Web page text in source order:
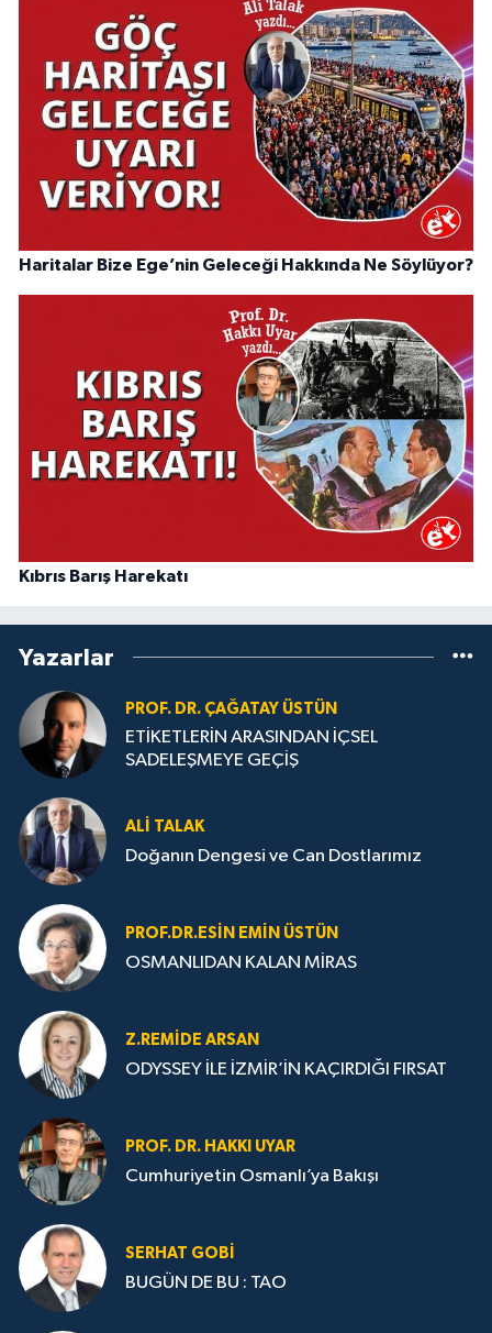
Haritalar Bize Ege’nin Geleceği Hakkında Ne Söylüyor?
Kıbrıs Barış Harekatı
Yazarlar
PROF. DR. ÇAĞATAY ÜSTÜN
ETİKETLERİN ARASINDAN İÇSEL
SADELEŞMEYE GEÇİŞ
ALI TALAK
Doğanın Dengesi ve Can Dostlarımız
PROF.DR.ESIN EMIN ÜSTÜN
OSMANLIDAN KALAN MİRAS
Z.REMIDE ARSAN
ODYSSEY İLE İZMİR’İN KAÇIRDIĞI FIRSAT
PROF. DR. HAKKI UYAR
Cumhuriyetin Osmanlı’ya Bakışı
SERHAT GOBİ
BUGÜN DE BU : TAO